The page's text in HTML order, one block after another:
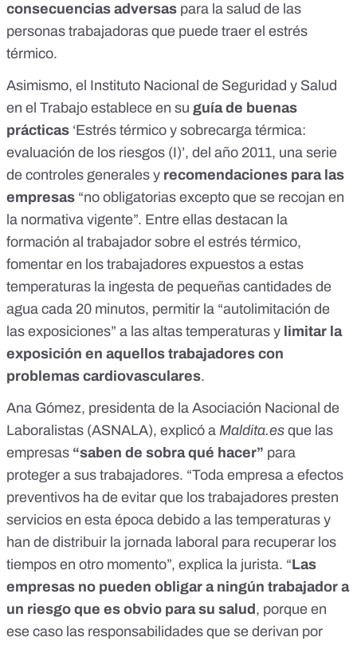
consecuencias adversas para la salud de las
personas trabajadoras que puede traer el estrés
térmico.
Asimismo, el Instituto Nacional de Seguridad y Salud
en el Trabajo establece en su guía de buenas
prácticas ‘Estrés térmico y sobrecarga térmica:
evaluación de los riesgos (I)’, del año 2011, una serie
de controles generales y recomendaciones para las
empresas “no obligatorias excepto que se recojan en
la normativa vigente”. Entre ellas destacan la
formación al trabajador sobre el estrés térmico,
fomentar en los trabajadores expuestos a estas
temperaturas la ingesta de pequeñas cantidades de
agua cada 20 minutos, permitir la “autolimitación de
las exposiciones” a las altas temperaturas y limitar la
exposición en aquellos trabajadores con
problemas cardiovasculares.
Ana Gómez, presidenta de la Asociación Nacional de
Laboralistas (ASNALA), explicó a Maldita.es que las
empresas “saben de sobra qué hacer” para
proteger a sus trabajadores. “Toda empresa a efectos
preventivos ha de evitar que los trabajadores presten
servicios en esta época debido a las temperaturas y
han de distribuir la jornada laboral para recuperar los
tiempos en otro momento”, explica la jurista. “Las
empresas no pueden obligar a ningún trabajador a
un riesgo que es obvio para su salud , porque en
ese caso las responsabilidades que se derivan por